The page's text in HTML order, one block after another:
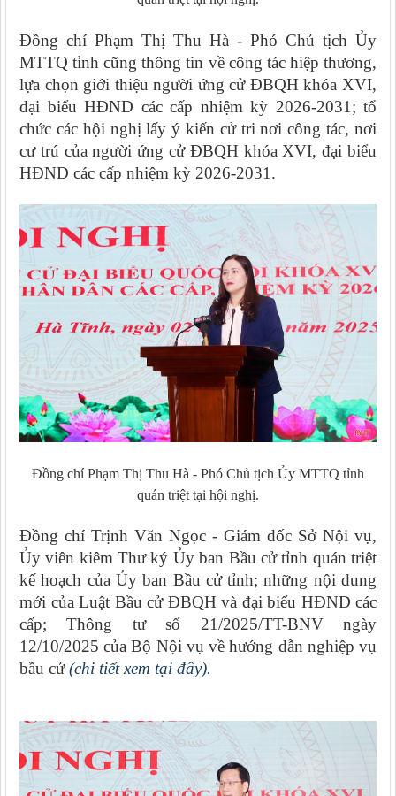
Đồng chí Phạm Thị Thu Hà - Phó Chủ tịch Ủy
MTTQ tỉnh cũng thông tin về công tác hiệp thương,
lựa chọn giới thiệu người ứng cử ĐBQH khóa XVI,
đại biểu HĐND các cấp nhiệm kỳ 2026-2031; tổ
chức các hội nghị lấy ý kiến cử tri nơi công tác, nơi
cư trú của người ứng cử ĐBQH khóa XVI, đại biểu
HĐND các cấp nhiệm kỳ 2026-2031.
Đồng chí Phạm Thị Thu Hà - Phó Chủ tịch Ủy MTTQ tỉnh
quán triệt tại hội nghị.
Đồng chí Trịnh Văn Ngọc - Giám đốc Sở Nội vụ,
Ủy viên kiêm Thư ký Ủy ban Bầu cử tỉnh quán triệt
kế hoạch của Ủy ban Bầu cử tỉnh; những nội dung
mới của Luật Bầu cử ĐBQH và đại biểu HĐND các
cấp; Thông tư số 21/2025/TT-BNV ngày
12/10/2025 của Bộ Nội vụ về hướng dẫn nghiệp vụ
bầu cử(chi tiết xem tại đây).